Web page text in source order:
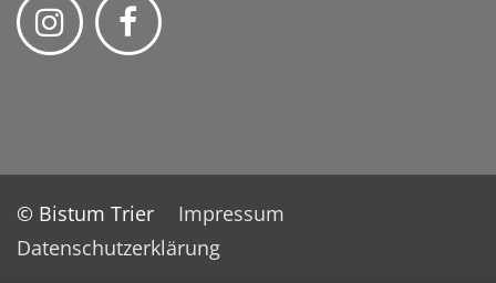
© Bistum Trier
Impressum
Datenschutzerklärung